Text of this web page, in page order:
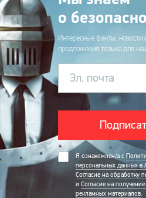
о
Интересные факты, новости
предложения только для
Эл. почта
Я ознакомлен/а с
персональных данных
Согласие на обработку
и Согласие на
рекламных материалов.